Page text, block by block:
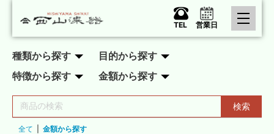
TEL 営業日
種類から探す
目的から探す
特徴から探す
金額から探す
検索
全て 金額から探す